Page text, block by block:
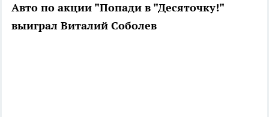
Авто по акции "Попади в "Десяточку!"
выиграл Виталий Соболев